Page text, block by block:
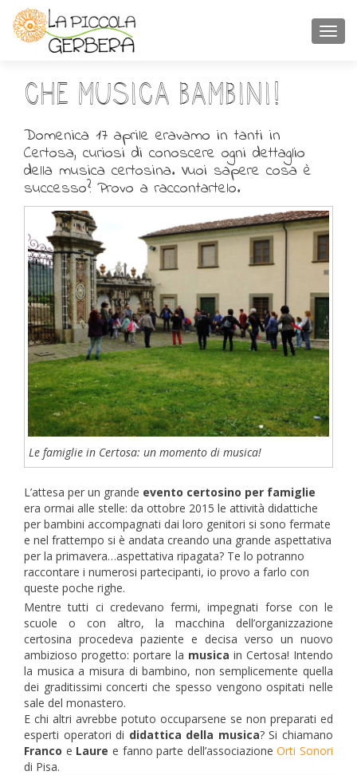
Che musica bambini!
Domenica 17 aprile eravamo in tanti in
Certosa, curiosi di conoscere ogni dettaglio
della musica certosina. Vuoi sapere cosa è
successo? Provo a raccontartelo.
Le famiglie in Certosa: un momento di musica!
L’attesa per un grande evento certosino per famiglie
era ormai alle stelle: da ottobre 2015 le attività didattiche
per bambini accompagnati dai loro genitori si sono fermate
e nel frattempo si è andata creando una grande aspettativa
per la primavera…aspettativa ripagata? Te lo potranno
raccontare i numerosi partecipanti, io provo a farlo con
queste poche righe.
Mentre tutti ci credevano fermi, impegnati forse con le
scuole o con altro, la macchina dell’organizzazione
certosina procedeva paziente e decisa verso un nuovo
ambizioso progetto: portare la musica in Certosa! Intendo
la musica a misura di bambino, non semplicemente quella
dei graditissimi concerti che spesso vengono ospitati nelle
sale del monastero.
E chi altri avrebbe potuto occuparsene se non preparati ed
esperti operatori di didattica della musica? Si chiamano
Franco e Laure e fanno parte dell’associazioneOrti Sonori
di Pisa.